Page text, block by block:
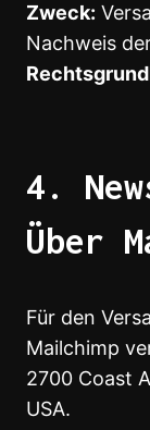
Zweck:
Nachweis
4.
Über
Für den
Mailchimp
2700 Coast
USA.